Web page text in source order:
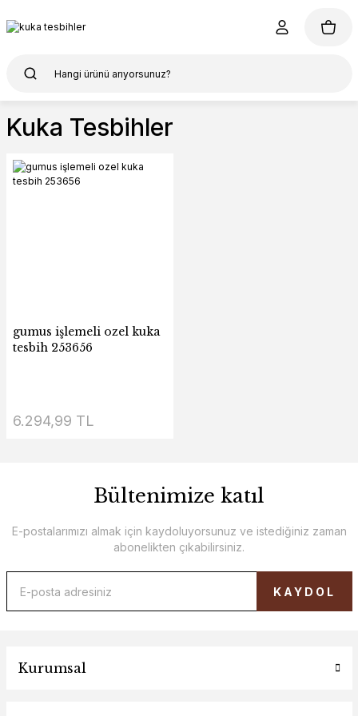
Kuka Tesbihler
gumus işlemeli ozel kuka
tesbih 253656
6.294,99 TL
Bültenimize katıl
E-postalarımızı almak için kaydoluyorsunuz ve istediğiniz zaman
abonelikten çıkabilirsiniz.
KAYDOL
Kurumsal